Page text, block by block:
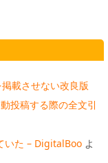
載させない改良版
投稿する際の全文引
いた – DigitalBoo よ